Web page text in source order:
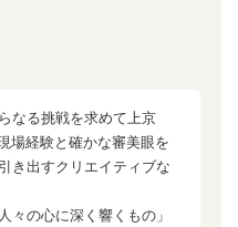
なる挑戦を求めて上京
場経験と確かな審美眼を
き出すクリエイティブな
々の心に深く響くもの」